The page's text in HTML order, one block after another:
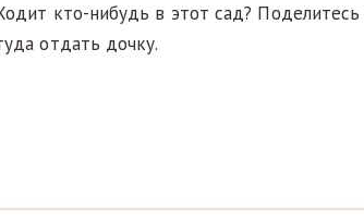
кто-нибудь в этот сад?
отдать дочку.